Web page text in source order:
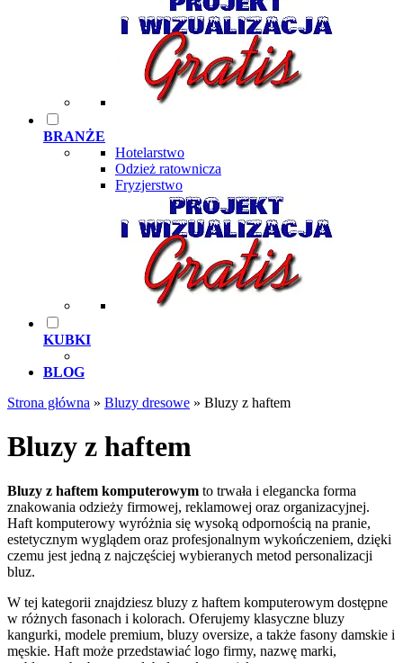
BRANŻE
Hotelarstwo
Odzież ratownicza
Fryzjerstwo
KUBKI
BLOG
Strona główna » Bluzy dresowe » Bluzy z haftem
Bluzy z haftem
Bluzy z haftem komputerowym to trwała i elegancka forma
znakowania odzieży firmowej, reklamowej oraz organizacyjnej.
Haft komputerowy wyróżnia się wysoką odpornością na pranie,
estetycznym wyglądem oraz profesjonalnym wykończeniem, dzięki
czemu jest jedną z najczęściej wybieranych metod personalizacji
bluz.
W tej kategorii znajdziesz bluzy z haftem komputerowym dostępne
w różnych fasonach i kolorach. Oferujemy klasyczne bluzy
kangurki, modele premium, bluzy oversize, a także fasony damskie i
męskie. Haft może przedstawiać logo firmy, nazwę marki,